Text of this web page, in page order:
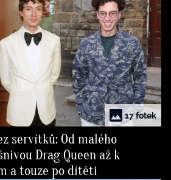
17 fotek
servítků: Od malého
Drag Queen až k
a touze po dítěti